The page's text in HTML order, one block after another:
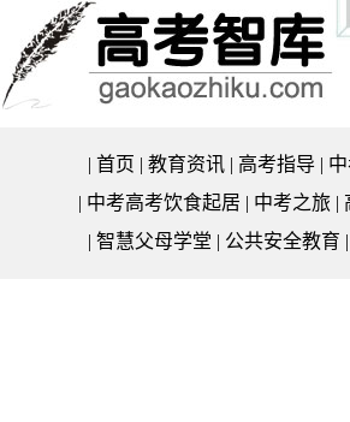
|首页 |教育资讯 | 高考指导 |
| 中考高考饮食起居 | 中考之旅 |
|智慧父母学堂 | 公共安全教育